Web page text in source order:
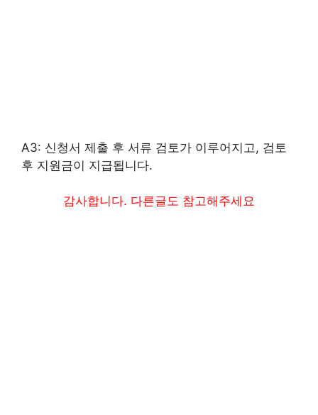
A3: 신청서 제출 후 서류 검토가 이루어지고, 검토
후 지원금이 지급됩니다.
감사합니다. 다른글도 참고해주세요